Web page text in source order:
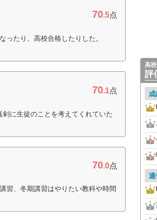
70.5点
ったり、高校合格したりした。
70.1点
に生徒のことを考えてくれていた
70.0点
習、冬期講習はやりたい教科や時間
高
評
適